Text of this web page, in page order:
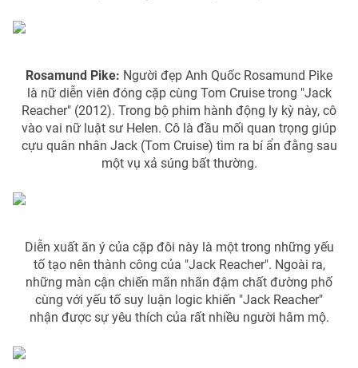
Rosamund Pike: Người đẹp Anh Quốc Rosamund Pike
là nữ diễn viên đóng cặp cùng Tom Cruise trong "Jack
Reacher" (2012). Trong bộ phim hành động ly kỳ này, cô
vào vai nữ luật sư Helen. Cô là đầu mối quan trọng giúp
cựu quân nhân Jack (Tom Cruise) tìm ra bí ẩn đằng sau
một vụ xả súng bất thường.
Diễn xuất ăn ý của cặp đôi này là một trong những yếu
tố tạo nên thành công của "Jack Reacher". Ngoài ra,
những màn cận chiến mãn nhãn đậm chất đường phố
cùng với yếu tố suy luận logic khiến "Jack Reacher"
nhận được sự yêu thích của rất nhiều người hâm mộ.